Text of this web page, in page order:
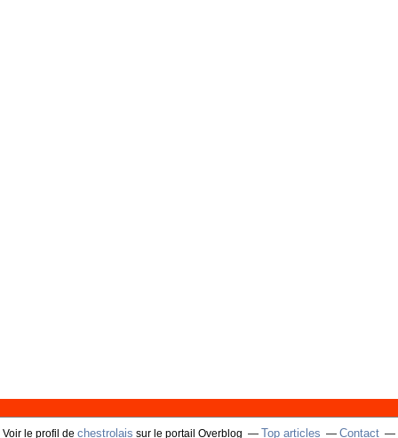
Voir le profil de chestrolais sur le portail Overblog Top articles Contact